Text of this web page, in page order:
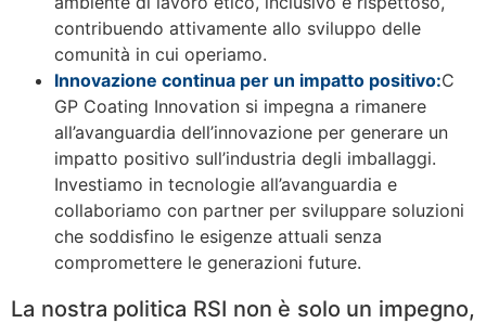
contribuendo attivamente allo sviluppo delle
comunità in cui operiamo.
Innovazione continua per un impatto positivo:C
GP Coating Innovation si impegna a rimanere
all’avanguardia dell’innovazione per generare un
impatto positivo sull’industria degli imballaggi.
Investiamo in tecnologie all’avanguardia e
collaboriamo con partner per sviluppare soluzioni
che soddisfino le esigenze attuali senza
compromettere le generazioni future.
La nostra politica RSI non è solo un impegno,